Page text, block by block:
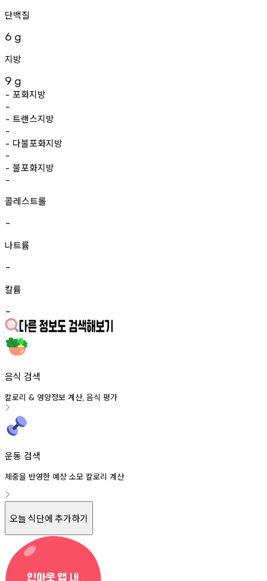
단백질
6 g
지방
9 g
- 포화지방
-
- 트랜스지방
-
- 다불포화지방
-
- 불포화지방
-
콜레스트롤
-
나트륨
-
칼륨
-
음식 검색
칼로리 & 영양정보 계산, 음식 평가
운동 검색
체중을 반영한 예상 소모 칼로리 계산
오늘 식단에 추가하기